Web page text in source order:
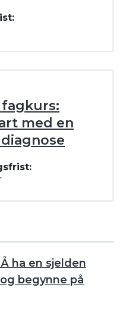
med en
ha en sjelden
begynne på